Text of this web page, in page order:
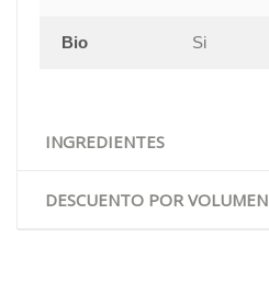
Bio Si
INGREDIENTES
DESCUENTO POR VOLUMEN